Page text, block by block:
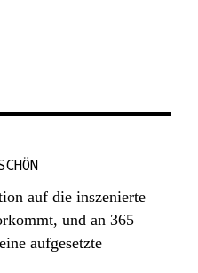
auf die inszenierte
und an 365
aufgesetzte